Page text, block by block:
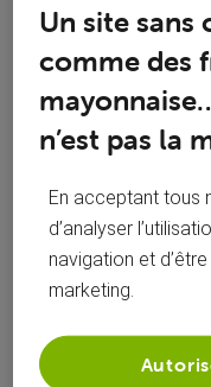
Réponses
Un site sans
comme des
n’est pas la
En acceptant tous
d’analyser
navigation et
marketing.